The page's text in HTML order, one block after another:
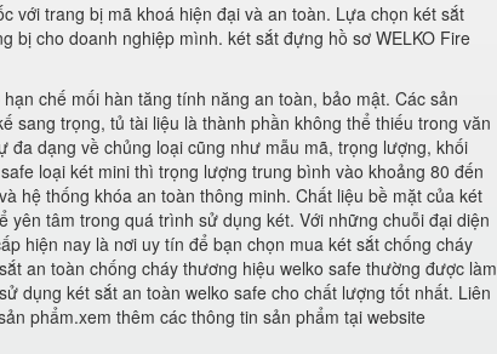
với trang bị mã khoá hiện đại và an toàn. Lựa chọn két sắt
bị cho doanh nghiệp mình. két sắt đựng hồ sơ WELKO Fire
chế mối hàn tăng tính năng an toàn, bảo mật. Các sản
sang trọng, tủ tài liệu là thành phần không thể thiếu trong văn
đa dạng về chủng loại cũng như mẫu mã, trọng lượng, khối
loại két mini thì trọng lượng trung bình vào khoảng 80 đến
hệ thống khóa an toàn thông minh. Chất liệu bề mặt của két
tâm trong quá trình sử dụng két. Với những chuỗi đại diện
hiện nay là nơi uy tín để bạn chọn mua két sắt chống cháy
an toàn chống cháy thương hiệu welko safe thường được làm
dụng két sắt an toàn welko safe cho chất lượng tốt nhất. Liên
phẩm.xem thêm các thông tin sản phẩm tại website